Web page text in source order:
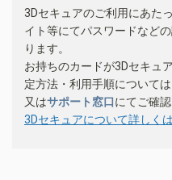
3Dセキュアのご利用にあた
イト等にてパスワードなど
ります。
お持ちのカードが3Dセキュ
定方法・利用手順については
又はサポート窓口にてご確認
3Dセキュアについて詳しく